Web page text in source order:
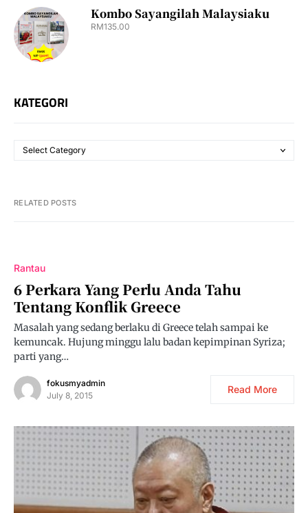
Kombo Sayangilah Malaysiaku
RM135.00
KATEGORI
RELATED POSTS
Rantau
6 Perkara Yang Perlu Anda Tahu
Tentang Konflik Greece
Masalah yang sedang berlaku di Greece telah sampai ke
kemuncak. Hujung minggu lalu badan kepimpinan Syriza;
parti yang…
fokusmyadmin
July 8, 2015
Read More